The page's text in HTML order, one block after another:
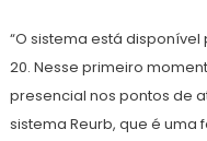
“O sistema está
20. Nesse primeiro
presencial nos pontos de
sistema Reurb, que é